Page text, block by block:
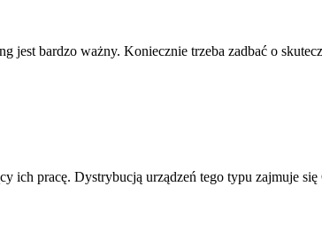
jest bardzo ważny. Koniecznie trzeba zadbać o
ich pracę. Dystrybucją urządzeń tego typu zajmuje